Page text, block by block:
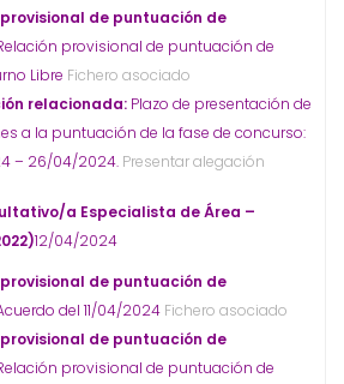
de puntuación de
provisional de puntuación de
Libre Fichero asociado
relacionada: Plazo de presentación de
a la puntuación de la fase de concurso:
– 26/04/2024. Presentar alegación
a Especialista de Área –
12/04/2024
de puntuación de
del 11/04/2024 Fichero asociado
de puntuación de
provisional de puntuación de